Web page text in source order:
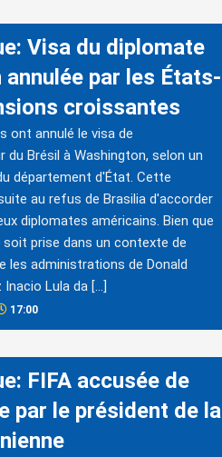
Visa du diplomate
annulée par les États-
croissantes
ont annulé le visa de
du Brésil à Washington, selon un
département d'État. Cette
au refus de Brasilia d'accorder
diplomates américains. Bien que
prise dans un contexte de
les administrations de Donald
Lula da […]
17:00
FIFA accusée de
par le président de la